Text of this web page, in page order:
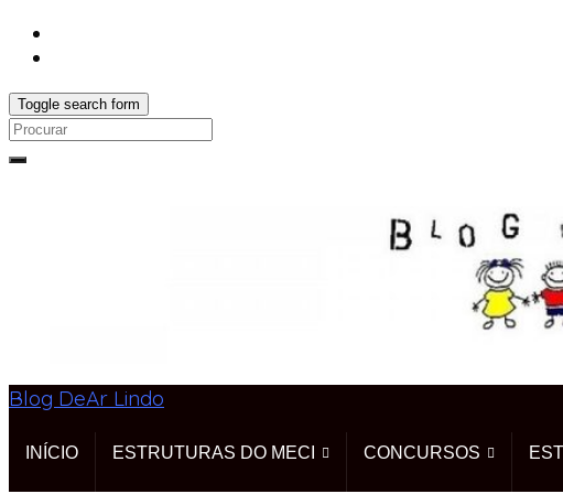
Toggle search form
Search
Blog DeAr Lindo
INÍCIO ESTRUTURAS DO MECI CONCURSOS